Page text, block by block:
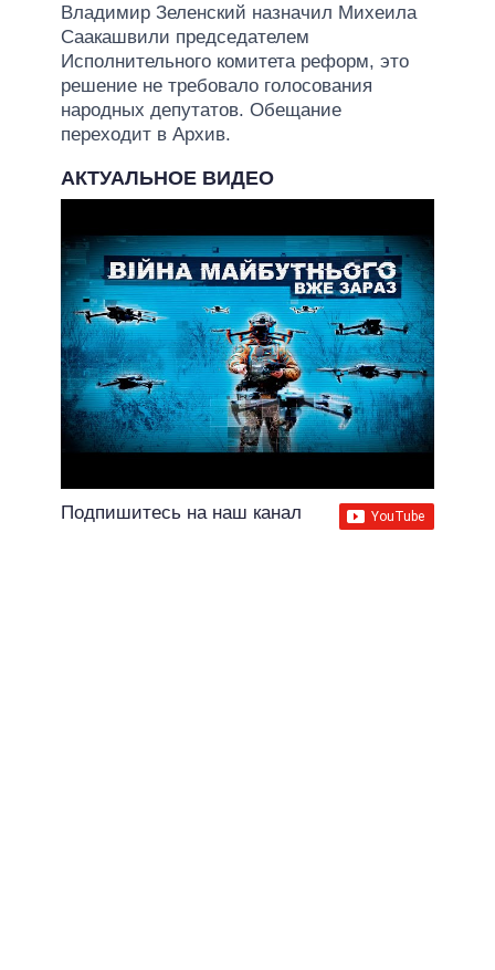
Владимир Зеленский назначил Михеила
Саакашвили председателем
Исполнительного комитета реформ, это
решение не требовало голосования
народных депутатов. Обещание
переходит в Архив.
АКТУАЛЬНОЕ ВИДЕО
Подпишитесь на наш канал